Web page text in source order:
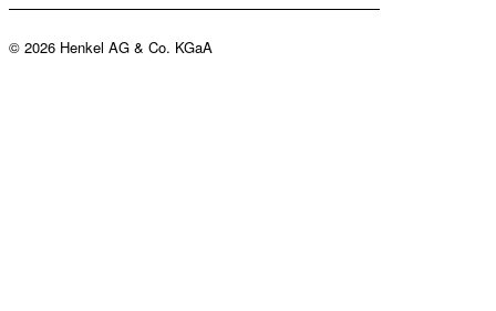
© 2026 Henkel AG & Co. KGaA